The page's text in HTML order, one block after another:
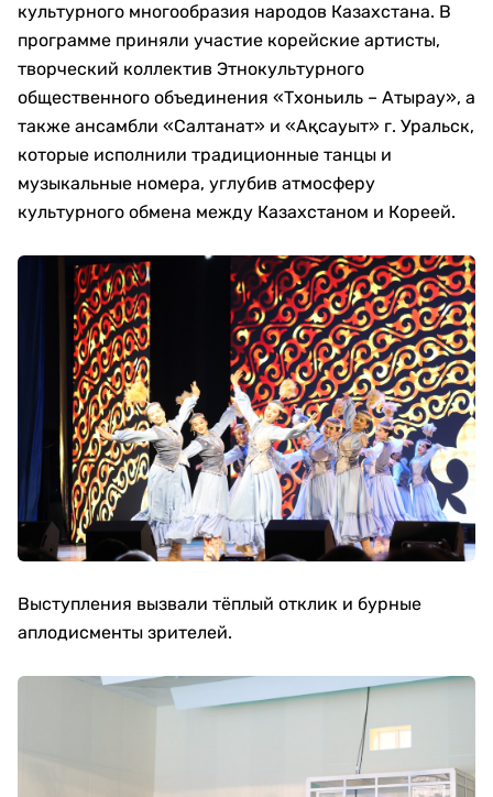
культурного многообразия народов Казахстана. В
программе приняли участие корейские артисты,
творческий коллектив Этнокультурного
общественного объединения «Тхоньиль – Атырау», а
также ансамбли «Салтанат» и «Ақсауыт» г. Уральск,
которые исполнили традиционные танцы и
музыкальные номера, углубив атмосферу
культурного обмена между Казахстаном и Кореей.
Выступления вызвали тёплый отклик и бурные
аплодисменты зрителей.